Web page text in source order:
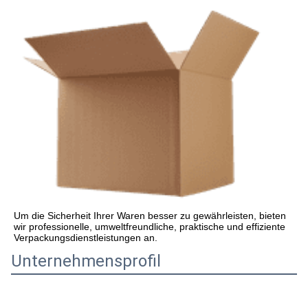
Um die Sicherheit Ihrer Waren besser zu gewährleisten, bieten
wir professionelle, umweltfreundliche, praktische und effiziente
Verpackungsdienstleistungen an.
Unternehmensprofil